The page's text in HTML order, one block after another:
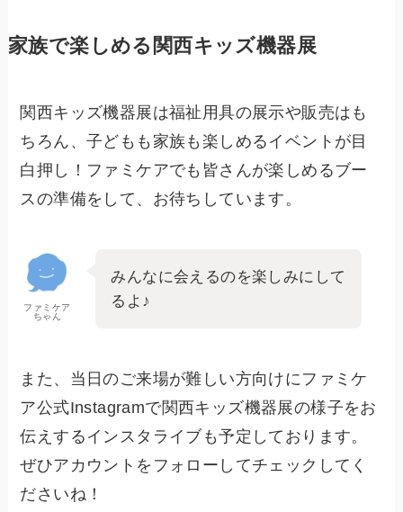
家族で楽しめる関西キッズ機器展
関西キッズ機器展は福祉用具の展示や販売はも
ちろん、子どもも家族も楽しめるイベントが目
白押し！ファミケアでも皆さんが楽しめるブー
スの準備をして、お待ちしています。
ファミケア
ちゃん
みんなに会えるのを楽しみにして
るよ♪
また、当日のご来場が難しい方向けにファミケ
ア公式Instagramで関西キッズ機器展の様子をお
伝えするインスタライブも予定しております。
ぜひアカウントをフォローしてチェックしてく
ださいね！